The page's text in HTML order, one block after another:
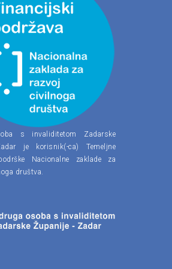
s invaliditetom Zadarske
je korisnik(-ca) Temeljne
Nacionalne zaklade za
društva.